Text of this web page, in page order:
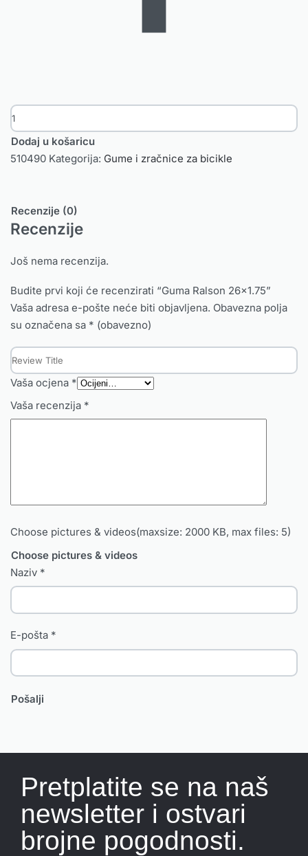
Dodaj u košaricu
510490 Kategorija: Gume i zračnice za bicikle
Recenzije (0)
Recenzije
Još nema recenzija.
Budite prvi koji će recenzirati “Guma Ralson 26×1.75”
Vaša adresa e-pošte neće biti objavljena. Obavezna polja
su označena sa * (obavezno)
Vaša ocjena *
Vaša recenzija *
Choose pictures & videos(maxsize: 2000 KB, max files: 5)
Choose pictures & videos
Naziv *
E-pošta *
Pretplatite se na naš
newsletter i ostvari
brojne pogodnosti.